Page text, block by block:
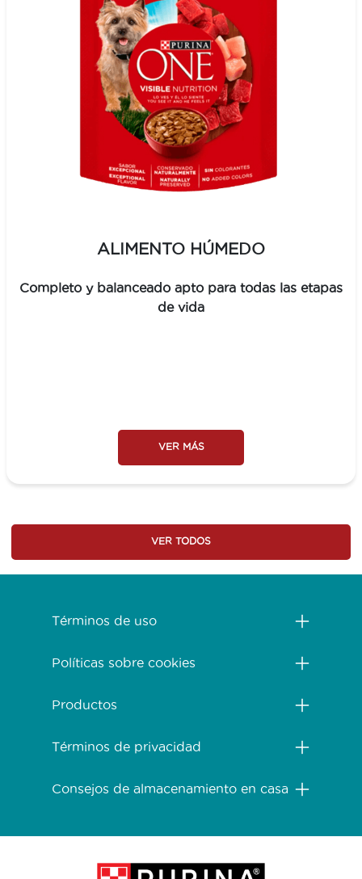
ALIMENTO HÚMEDO
Completo y balanceado apto para todas las etapas
de vida
VER MÁS
VER TODOS
Términos de uso
Políticas sobre cookies
Productos
Términos de privacidad
Consejos de almacenamiento en casa